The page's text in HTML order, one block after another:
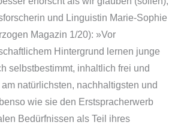
und Linguistin Marie-Sophie
Magazin 1/20): »Vor
Hintergrund lernen junge
selbstbestimmt, inhaltlich frei und
natürlichsten, nachhaltigsten und
wie sie den Erstspracherwerb
Bedürfnissen als Teil ihres